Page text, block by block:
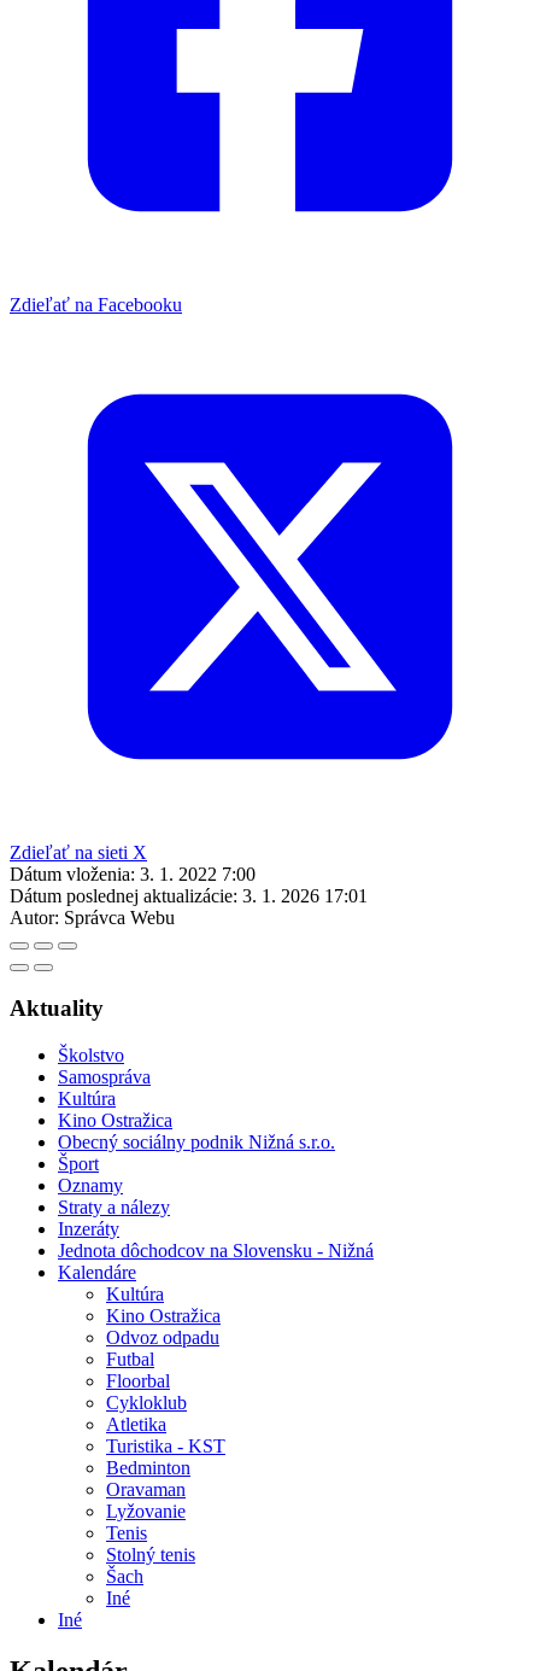
Zdieľať na Facebooku
Zdieľať na sieti X
Dátum vloženia: 3. 1. 2022 7:00
Dátum poslednej aktualizácie: 3. 1. 2026 17:01
Autor: Správca Webu
Aktuality
Školstvo
Samospráva
Kultúra
Kino Ostražica
Obecný sociálny podnik Nižná s.r.o.
Šport
Oznamy
Straty a nálezy
Inzeráty
Jednota dôchodcov na Slovensku - Nižná
Kalendáre
Kultúra
Kino Ostražica
Odvoz odpadu
Futbal
Floorbal
Cykloklub
Atletika
Turistika - KST
Bedminton
Oravaman
Lyžovanie
Tenis
Stolný tenis
Šach
Iné
Iné